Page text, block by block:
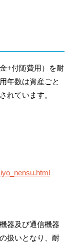
+付随費用）を耐
年数は資産ごと
れています。
器及び通信機器
扱いとなり、耐